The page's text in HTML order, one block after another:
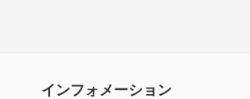
インフォメーション